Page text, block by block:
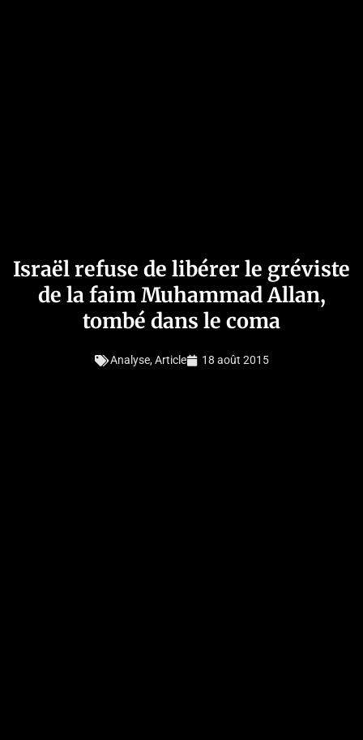
Israël refuse de libérer le gréviste
de la faim Muhammad Allan,
tombé dans le coma
Analyse,Article 18 août 2015